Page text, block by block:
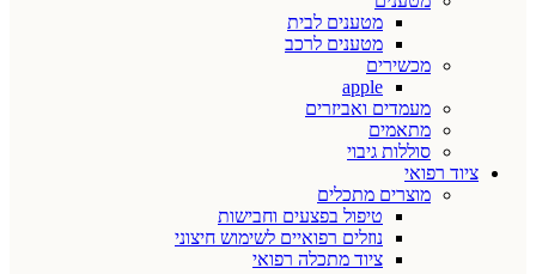
מטענים לבית
מטענים לרכב
מכשירים
apple
מעמדים ואביזרים
מתאמים
סוללות גיבוי
ציוד רפואי
מוצרים מתכלים
טיפול בפצעים וחבישות
נוזלים רפואיים לשימוש חיצוני
ציוד מתכלה רפואי